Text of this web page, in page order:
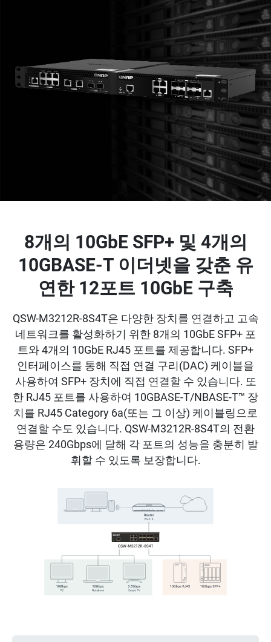
8개의 10GbE SFP+ 및 4개의
10GBASE-T 이더넷을 갖춘 유
연한 12포트 10GbE 구축
QSW-M3212R-8S4T은 다양한 장치를 연결하고 고속
네트워크를 활성화하기 위한 8개의 10GbE SFP+ 포
트와 4개의 10GbE RJ45 포트를 제공합니다. SFP+
인터페이스를 통해 직접 연결 구리(DAC) 케이블을
사용하여 SFP+ 장치에 직접 연결할 수 있습니다. 또
한 RJ45 포트를 사용하여 10GBASE-T/NBASE-T™ 장
치를 RJ45 Category 6a(또는 그 이상) 케이블링으로
연결할 수도 있습니다. QSW-M3212R-8S4T의 전환
용량은 240Gbps에 달해 각 포트의 성능을 충분히 발
휘할 수 있도록 보장합니다.